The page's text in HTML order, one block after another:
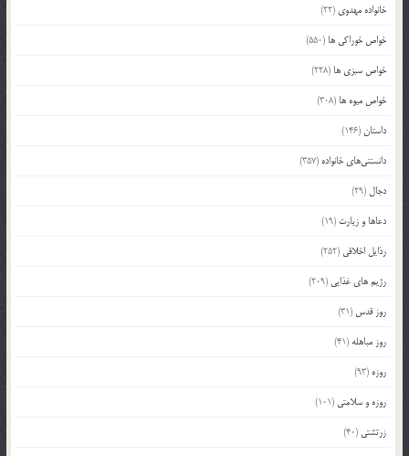
خانواده مهدوی (22)
خواص خوراکی ها (550)
خواص سبزی ها (228)
خواص میوه ها (308)
داستان(146)
دانستنی‌های خانواده (357)
دجال (29)
دعاها و زیارت (19)
رذایل اخلاقی (252)
رژیم های غذایی (209)
روز قدس (31)
روز مباهله (41)
روزه (93)
روزه و سلامتی (101)
زرتشتی (40)